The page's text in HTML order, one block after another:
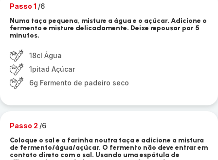
Passo 1 /6
Numa taça pequena, misture a água e o açúcar. Adicione o
fermento e misture delicadamente. Deixe repousar por 5
minutos.
18cl Água
1pitad Açúcar
6g Fermento de padeiro seco
Passo 2 /6
Coloque o sal e a farinha noutra taça e adicione a mistura
de fermento/água/açúcar. O fermento não deve entrar em
contato direto com o sal. Usando uma espátula de